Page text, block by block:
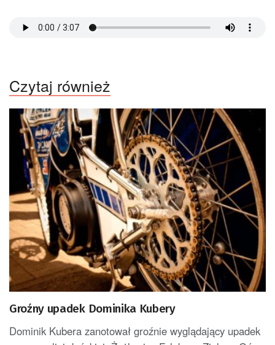
Czytaj również
Groźny upadek Dominika Kubery
Dominik Kubera zanotował groźnie wyglądający upadek